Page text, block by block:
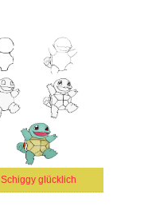
Schiggy glücklich